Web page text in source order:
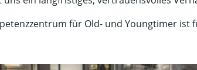
für Old- und Youngtimer